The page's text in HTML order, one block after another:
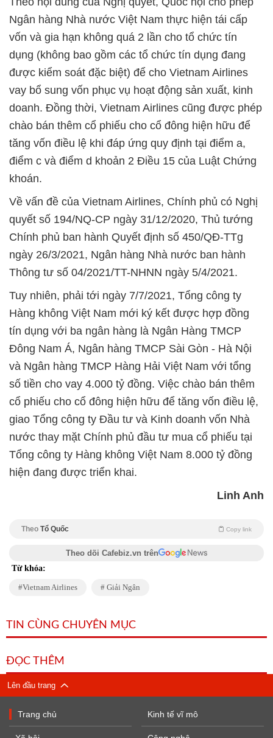
Ngân hàng Nhà nước Việt Nam thực hiện tái cấp
vốn và gia hạn không quá 2 lần cho tổ chức tín
dụng (không bao gồm các tổ chức tín dụng đang
được kiểm soát đặc biệt) để cho Vietnam Airlines
vay bổ sung vốn phục vụ hoạt động sản xuất, kinh
doanh. Đồng thời, Vietnam Airlines cũng được phép
chào bán thêm cổ phiếu cho cổ đông hiện hữu để
tăng vốn điều lệ khi đáp ứng quy định tại điểm a,
điểm c và điểm d khoản 2 Điều 15 của Luật Chứng
khoán.
Về vấn đề của Vietnam Airlines, Chính phủ có Nghị
quyết số 194/NQ-CP ngày 31/12/2020, Thủ tướng
Chính phủ ban hành Quyết định số 450/QĐ-TTg
ngày 26/3/2021, Ngân hàng Nhà nước ban hành
Thông tư số 04/2021/TT-NHNN ngày 5/4/2021.
Tuy nhiên, phải tới ngày 7/7/2021, Tổng công ty
Hàng không Việt Nam mới ký kết được hợp đồng
tín dụng với ba ngân hàng là Ngân Hàng TMCP
Đông Nam Á, Ngân hàng TMCP Sài Gòn - Hà Nội
và Ngân hàng TMCP Hàng Hải Việt Nam với tổng
số tiền cho vay 4.000 tỷ đồng. Việc chào bán thêm
cổ phiếu cho cổ đông hiện hữu để tăng vốn điều lệ,
giao Tổng công ty Đầu tư và Kinh doanh vốn Nhà
nước thay mặt Chính phủ đầu tư mua cổ phiếu tại
Tổng công ty Hàng không Việt Nam 8.000 tỷ đồng
hiện đang được triển khai.
Linh Anh
Theo Tổ Quốc Copy link
Theo dõi Cafebiz.vn trên
Từ khóa:
Vietnam Airlines Giải Ngân
TIN CÙNG CHUYÊN MỤC
ĐỌC THÊM
Lên đầu trang
Trang chủ Kinh tế vĩ mô